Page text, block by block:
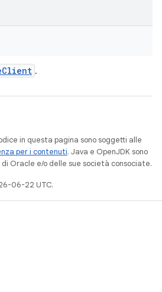
Client .
in questa pagina sono soggetti alle
per i contenuti. Java e OpenJDK sono
Oracle e/o delle sue società consociate.
06-22 UTC.